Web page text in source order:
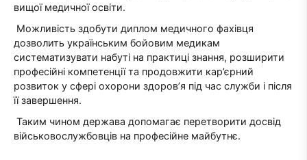
вищої медичної освіти.
Можливість здобути диплом медичного фахівця
дозволить українським бойовим медикам
систематизувати набуті на практиці знання, розширити
професійні компетенції та продовжити кар’єрний
розвиток у сфері охорони здоров’я під час служби і після
її завершення.
Таким чином держава допомагає перетворити досвід
військовослужбовців на професійне майбутнє.